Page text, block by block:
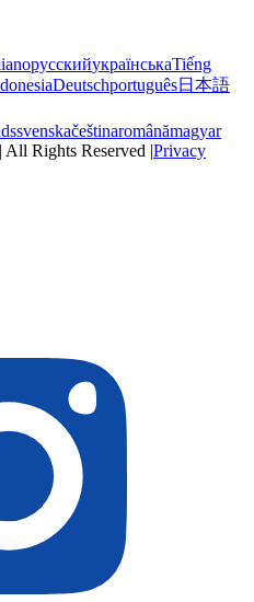
русскийукраїнськаTiếng
Deutschportuguês日本語
svenskačeštinaromânămagyar
Rights Reserved |Privacy